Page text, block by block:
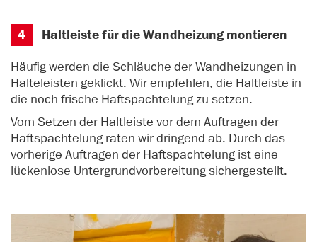
4 Haltleiste für die Wandheizung montieren
Häufig werden die Schläuche der Wandheizungen in
Halteleisten geklickt. Wir empfehlen, die Haltleiste in
die noch frische Haftspachtelung zu setzen.
Vom Setzen der Haltleiste vor dem Auftragen der
Haftspachtelung raten wir dringend ab. Durch das
vorherige Auftragen der Haftspachtelung ist eine
lückenlose Untergrundvorbereitung sichergestellt.